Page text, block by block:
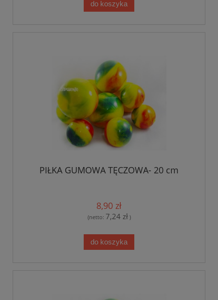
do koszyka
PIŁKA GUMOWA TĘCZOWA- 20 cm
8,90 zł
(netto: 7,24 zł)
do koszyka